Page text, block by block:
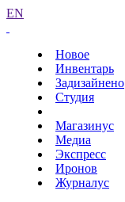
EN
Новое
Инвентарь
Задизайнено
Студия
Магазинус
Медиа
Экспресс
Иронов
Журналус